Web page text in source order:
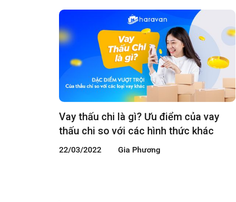
Vay thấu chi là gì? Ưu điểm của vay
thấu chi so với các hình thức khác
22/03/2022 Gia Phương